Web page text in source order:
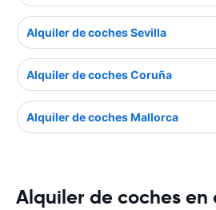
Alquiler de coches Sevilla
Alquiler de coches Coruña
Alquiler de coches Mallorca
Alquiler de coches en